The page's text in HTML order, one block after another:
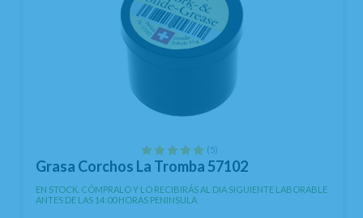
(5)
Grasa Corchos La Tromba 57102
EN STOCK. CÓMPRALO Y LO RECIBIRÁS AL DIA SIGUIENTE LABORABLE
ANTES DE LAS 14:00 HORAS PENINSULA